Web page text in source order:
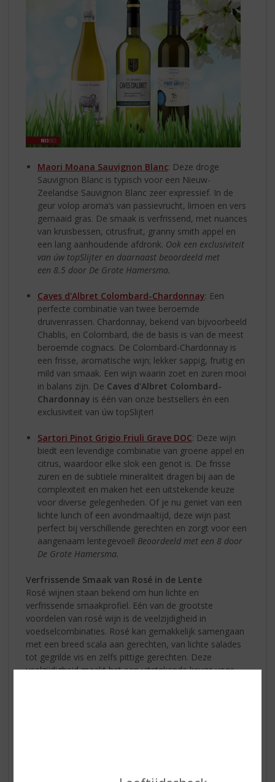
Maori Moana Sauvignon Blanc: Deze droge
Sauvignon Blanc is typisch voor een Nieuw-
Zeelandse Sauvignon Blanc zeer expressief. In de
geur volop aroma’s van passievrucht, limoen en vers
gemaaid gras. De smaak is verfrissend, met nuances
van kruisbessen, citrusfruit, granny smith appel en
een lang aanhoudende afdronk. Ook een exclusiviteit
van úw topSlijter en daarnaast beoordeeld met
een 8.5 door De Grote Hamersma.
Caves d'Albret Colombard-Chardonnay: Een
perfecte combinatie van twee beroemde
druivenrassen. Chardonnay, bekend van bijvoorbeeld
Chablis, en Colombard, die de basis is van de meest
beroemde cognacs. De Colombard-Chardonnay is
een frisse, aromatische wijn; lekker sappig, fruitig en
mild van smaak. Een wijn waarin zoet en zuren mooi
in balans zijn. De Caves d'Albret Colombard-
Chardonnay is één van onze bestsellers én een
exclusiviteit van úw topSlijter!
Sartori Pinot Grigio Friuli Grave DOC: Deze wijn
biedt een levendige combinatie van groene appel en
citrus, waardoor elke slok een genot is. De frisse
zuren en de subtiele mineraliteit dragen bij aan de
complexiteit en maken het een uitstekende keuze
voor diverse gelegenheden. Of je nu geniet van een
lichte lunch of een avondmaaltijd, deze wijn past
perfect bij verschillende gerechten en zorgt voor een
aangenaam lentegevoel! Beoordeeld met een 8 door
De Grote Hamersma.
Verfrissende Smaak van Rosé in de Lente
Rosé wijnen staan bekend om hun lichte en
verfrissende smaakprofiel. Eén van de grootste
voordelen van rosé wijn is de veelzijdigheid in
voedselcombinaties. Rosé kan gemakkelijk samengaan
met een breed scala aan gerechten, van lichte salades
tot gegrilde vis en zelfs pittige gerechten. Deze
veelzijdigheid maakt het een uitstekende keuze voor